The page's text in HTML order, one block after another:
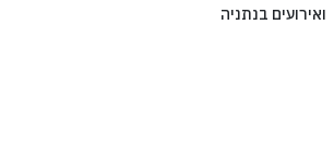
ואירועים בנתניה